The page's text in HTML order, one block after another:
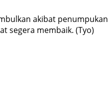
akibat
segera membaik. (Tyo)